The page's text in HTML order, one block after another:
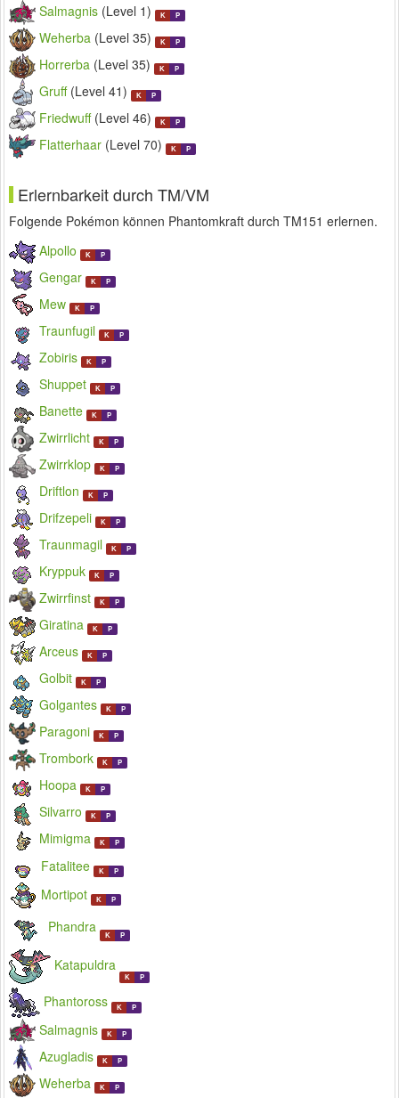
Salmagnis (Level 1) K P
Weherba (Level 35) K P
Horrerba (Level 35) K P
Gruff(Level 41) K P
Friedwuff(Level 46) K P
Flatterhaar (Level 70) K P
Erlernbarkeit durch TM/VM
Folgende Pokémon können Phantomkraft durch TM151 erlernen.
Alpollo
K P
Gengar K P
Mew K P
Traunfugil K P
Zobiris K P
Shuppet K P
Banette K P
Zwirrlicht K P
Zwirrklop K P
Driftlon K P
Drifzepeli K P
Traunmagil K P
Kryppuk K P
Zwirrfinst K P
Giratina K P
Arceus K P
Golbit K P
Golgantes K P
Paragoni K P
Trombork K P
Hoopa K P
Silvarro K P
Mimigma K P
Fatalitee K P
Mortipot K P
Phandra
K P
Katapuldra
K P
Phantoross K P
Salmagnis K P
Azugladis K P
Weherba K P